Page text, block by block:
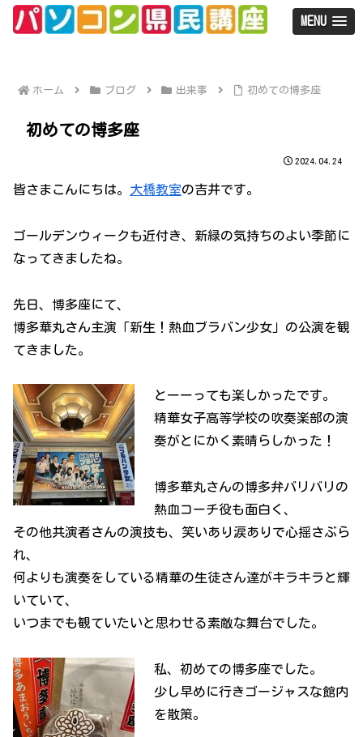
MENU
ホーム ブログ 出来事 初めての博多座
初めての博多座
2024.04.24
皆さまこんにちは。 大橋教室の吉井です。
ゴールデンウィークも近付き、新緑の気持ちのよい季節に
なってきましたね。
先日、博多座にて、
博多華丸さん主演「新生！熱血ブラバン少女」の公演を観
てきました。
とーーっても楽しかったです。
精華女子高等学校の吹奏楽部の演
奏がとにかく素晴らしかった！
博多華丸さんの博多弁バリバリの
熱血コーチ役も面白く、
その他共演者さんの演技も、笑いあり涙ありで心揺さぶら
れ、
何よりも演奏をしている精華の生徒さん達がキラキラと輝
いていて、
いつまでも観ていたいと思わせる素敵な舞台でした。
私、初めての博多座でした。
少し早めに行きゴージャスな館内
を散策。